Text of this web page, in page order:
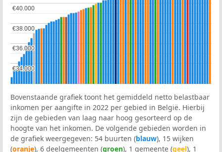
€34.000
€34.000
€36.000
€36.000
€38.000
€38.000
€40.000
€40.000
Bovenstaande grafiek toont het gemiddeld netto belastbaar
inkomen per aangifte in 2022 per gebied in België. Hierbij
zijn de gebieden van laag naar hoog gesorteerd op de
hoogte van het inkomen. De volgende gebieden worden in
de grafiek weergegeven: 54 buurten (blauw), 15 wijken
(oranje), 6 deelgemeenten (groen), 1 gemeente (geel), 1